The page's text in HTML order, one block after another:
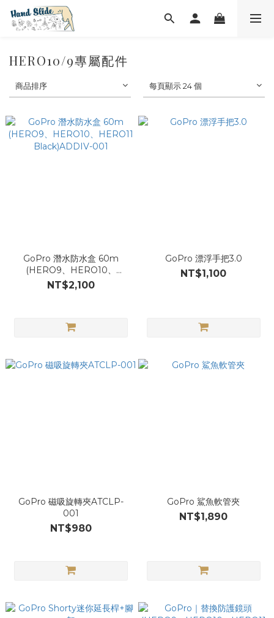
HERO10/9專屬配件
商品排序 每頁顯示 24 個
GoPro 潛水防水盒 60m
(HERO9、HERO10、
HERO11 Black)ADDIV-001
NT$2,100
GoPro 漂浮手把3.0
NT$1,100
GoPro 磁吸旋轉夾ATCLP-
001
NT$980
GoPro 鯊魚軟管夾
NT$1,890